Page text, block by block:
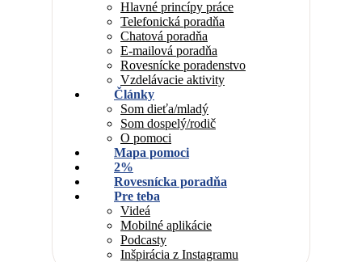
Hlavné princípy práce
Telefonická poradňa
Chatová poradňa
E-mailová poradňa
Rovesnícke poradenstvo
Vzdelávacie aktivity
Články
Som dieťa/mladý
Som dospelý/rodič
O pomoci
Mapa pomoci
2%
Rovesnícka poradňa
Pre teba
Videá
Mobilné aplikácie
Podcasty
Inšpirácia z Instagramu